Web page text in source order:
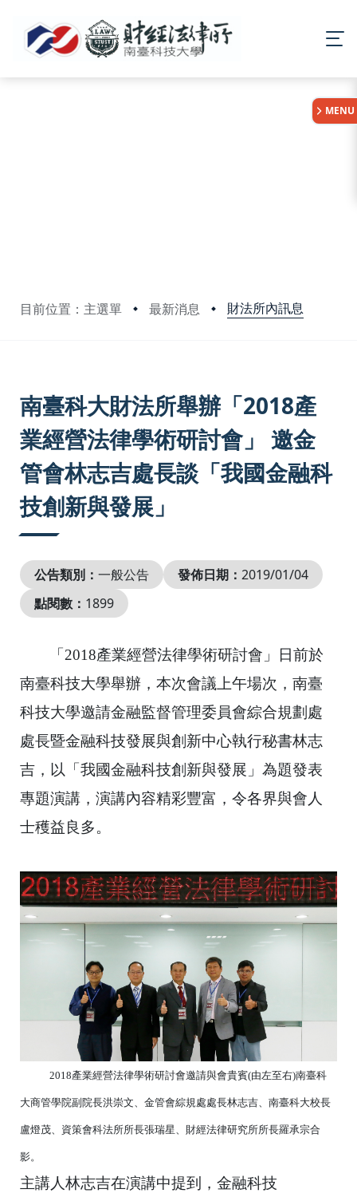
目前位置：主選單 最新消息 財法所內訊息
MENU
南臺科大財法所舉辦「2018產
業經營法律學術研討會」 邀金
管會林志吉處長談「我國金融科
技創新與發展」
公告類別： 一般公告 發佈日期： 2019/01/04
點閱數： 1899
「 2018產業經營法律學術研討會」日前於
南臺科技大學舉辦， 本次會議上午場次， 南臺
科技大學邀請金融監督管理委員會綜合規劃處
處長暨金融科技發展與創新中心執行秘書林志
吉，以「我國金融科技創新與發展」 為題發表
專題演講，演講內容精彩豐富，令各界與會人
士穫益良多。
2018產業經營法律學術研討會邀請與會貴賓(由左至右)南臺科
大商管學院副院長洪崇文、金管會綜規處處長林志吉、南臺科大校長
盧燈茂、資策會科法所所長張瑞星、財經法律研究所所長羅承宗合
影。
主講人林志吉在演講中提到，金融科技